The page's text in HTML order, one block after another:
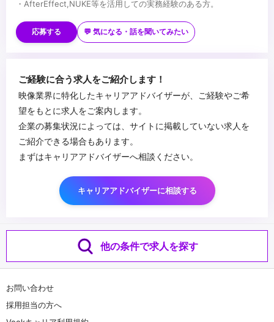
・AfterEffect,NUKE等を活用しての実務経験のある方。
・Unreal Engineの使用経験
...
応募する 💬 気になる・話を聞いてみたい
ご経験に合う求人をご紹介します！
映像業界に特化したキャリアアドバイザーが、ご経験やご希
望をもとに求人をご案内します。
企業の募集状況によっては、サイトに掲載していない求人を
ご紹介できる場合もあります。
まずはキャリアアドバイザーへ相談ください。
キャリアアドバイザーに相談する
他の条件で求人を探す
お問い合わせ
採用担当の方へ